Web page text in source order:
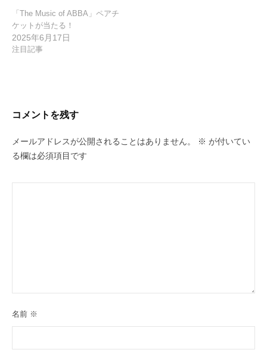
「The Music of ABBA」ペアチ
ケットが当たる！
2025年6月17日
注目記事
コメントを残す
メールアドレスが公開されることはありません。 ※ が付いてい
る欄は必須項目です
名前 ※